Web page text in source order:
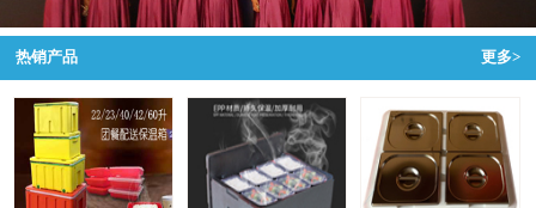
热销产品 更多>